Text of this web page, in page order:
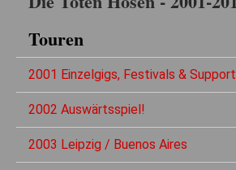
Touren
2001 Einzelgigs, Festivals & Support
2002 Auswärtsspiel!
2003 Leipzig / Buenos Aires